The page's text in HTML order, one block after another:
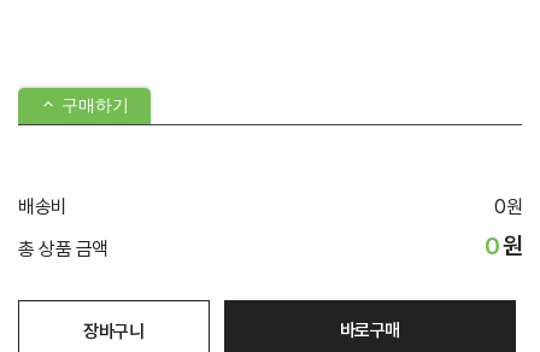
구매하기
배송비 0원
총 상품 금액
0원
장바구니 바로구매